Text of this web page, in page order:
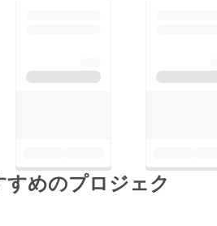
）。再
宜しく
めのプロジェク